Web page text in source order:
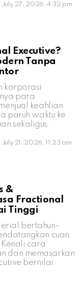
July 27, 2026, 4:32 pm
Executive?
Tanpa
korporasi
para
keahlian
paruh waktu ke
sekaligus.
July 21, 2026, 11:23 am
&
Fractional
Tinggi
bertahun-
cuan
cara
dan memasarkan
bernilai